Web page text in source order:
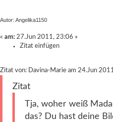
Autor: Angelika1150
« am: 27.Jun 2011, 23:06 »
Zitat einfügen
Zitat von: Davina-Marie am 24.Jun
Zitat
Tja, woher weiß
das? Du hast deine